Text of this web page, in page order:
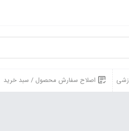
اصلاح سفارش محصول / سبد خرید